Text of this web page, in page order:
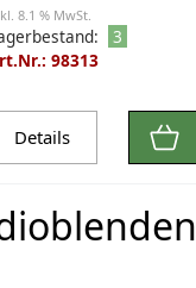
8.1 % MwSt.
3
98313
Details